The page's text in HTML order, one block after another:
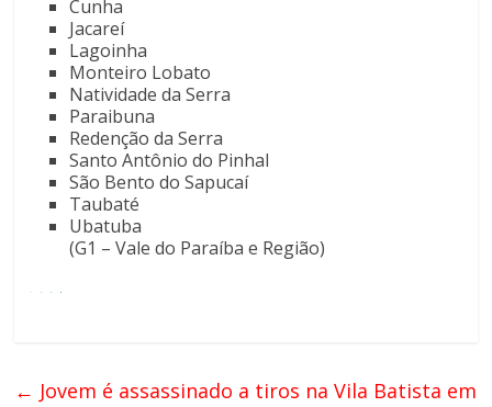
Cunha
Jacareí
Lagoinha
Monteiro Lobato
Natividade da Serra
Paraibuna
Redenção da Serra
Santo Antônio do Pinhal
São Bento do Sapucaí
Taubaté
Ubatuba
(G1 – Vale do Paraíba e Região)
← Jovem é assassinado a tiros na Vila Batista em